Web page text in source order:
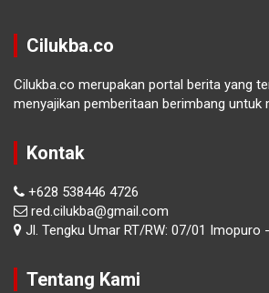
Cilukba.co
Cilukba.co merupakan portal berita yang
menyajikan pemberitaan berimbang untuk
Kontak
+628 538446 4726
red.cilukba@gmail.com
Jl. Tengku Umar RT/RW: 07/01 Imopuro
Tentang Kami